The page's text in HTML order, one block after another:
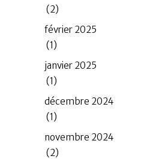
(2)
février 2025
(1)
janvier 2025
(1)
décembre 2024
(1)
novembre 2024
(2)